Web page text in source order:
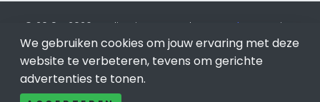
© 2019 - 2026 Realisatie en SEO door SEO-bureau
Lion
Internet. Betaal alleen voor bewezen resultaten?SEO
optimalisatie No Cure No Pay.Leidschendam-Voorburg
onderdeel van Lion Internet.
We gebruiken cookies om jouw ervaring met deze
website te verbeteren, tevens om gerichte
advertenties te tonen.